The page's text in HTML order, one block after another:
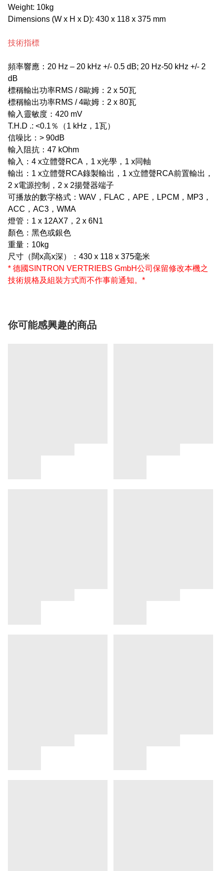
Weight: 10kg
Dimensions (W x H x D): 430 x 118 x 375 mm
技術指標
頻率響應：20 Hz – 20 kHz +/- 0.5 dB; 20 Hz-50 kHz +/- 2
dB
標稱輸出功率RMS / 8歐姆：2 x 50瓦
標稱輸出功率RMS / 4歐姆：2 x 80瓦
輸入靈敏度：420 mV
T.H.D .: <0.1％（1 kHz，1瓦）
信噪比：> 90dB
輸入阻抗：47 kOhm
輸入：4 x立體聲RCA，1 x光學，1 x同軸
輸出：1 x立體聲RCA錄製輸出，1 x立體聲RCA前置輸出，
2 x電源控制，2 x 2揚聲器端子
可播放的數字格式：WAV，FLAC，APE，LPCM，MP3，
ACC，AC3，WMA
燈管：1 x 12AX7，2 x 6N1
顏色：黑色或銀色
重量：10kg
尺寸（闊x高x深）：430 x 118 x 375毫米
* 德國SINTRON VERTRIEBS GmbH公司保留修改本機之
技術規格及組裝方式而不作事前通知。*
你可能感興趣的商品